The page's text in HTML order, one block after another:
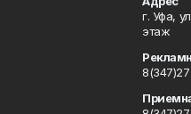
г. Уфа,
этаж